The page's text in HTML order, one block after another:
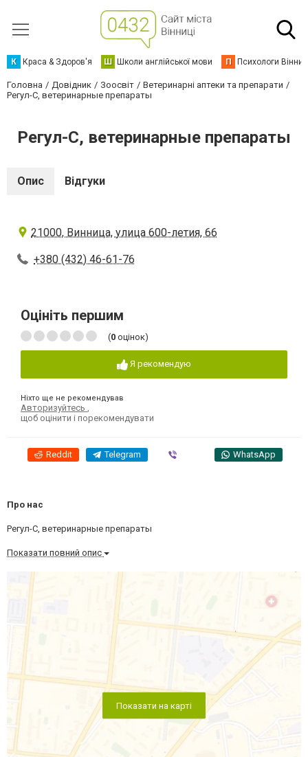
К Краса & Здоров'я Ш Школи англійської мови П Психологи
Головна Довідник Зоосвіт
Ветеринарні аптеки та препарати
Регул-С, ветеринарные препараты
Регул-С, ветеринарные препараты
Опис Відгуки
21000, Винница, улица 600-летия, 66
+380 (432) 46-61-76
Оцініть першим
(0 оцінок)
Я рекомендую
Ніхто ще не рекомендував
Авторизуйтесь
щоб оцінити і порекомендувати
Reddit Telegram WhatsApp
Про нас
Регул-С, ветеринарные препараты
Показати повний опис
Показати на карті